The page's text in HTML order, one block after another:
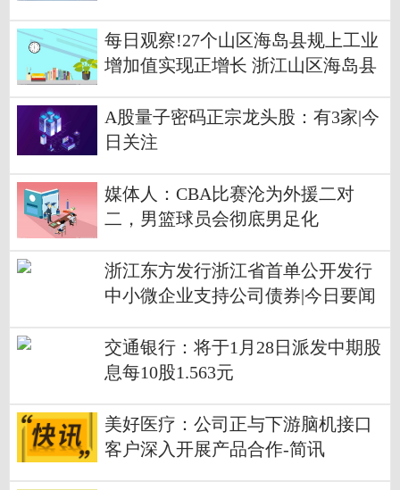
每日观察!27个山区海岛县规上工业
增加值实现正增长 浙江山区海岛县
A股量子密码正宗龙头股：有3家|今
日关注
媒体人：CBA比赛沦为外援二对
二，男篮球员会彻底男足化
浙江东方发行浙江省首单公开发行
中小微企业支持公司债券|今日要闻
交通银行：将于1月28日派发中期股
息每10股1.563元
美好医疗：公司正与下游脑机接口
客户深入开展产品合作-简讯